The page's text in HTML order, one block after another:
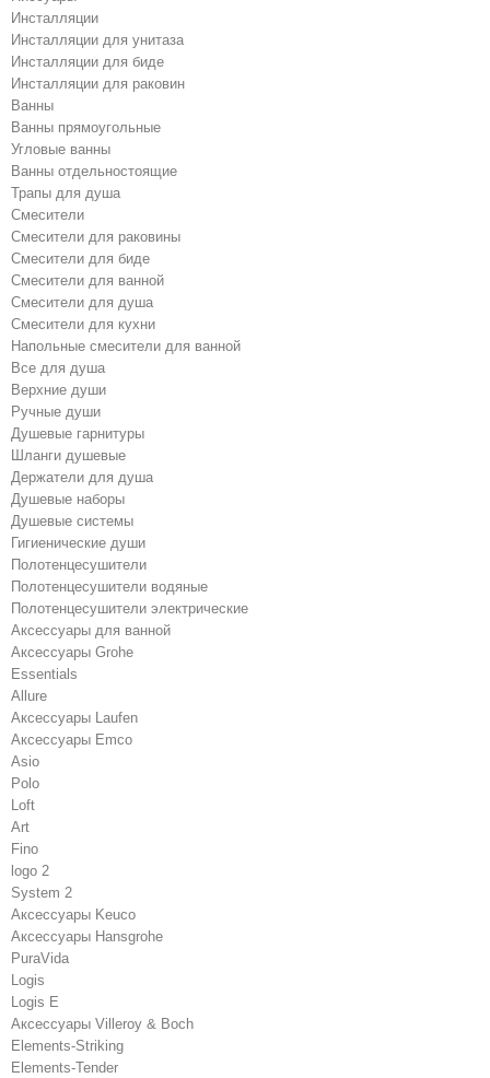
Инсталляции
Инсталляции для унитаза
Инсталляции для биде
Инсталляции для раковин
Ванны
Ванны прямоугольные
Угловые ванны
Ванны отдельностоящие
Трапы для душа
Смесители
Cмесители для раковины
Смесители для биде
Смесители для ванной
Cмесители для душа
Cмесители для кухни
Напольные смесители для ванной
Все для душа
Верхние души
Ручные души
Душевые гарнитуры
Шланги душевые
Держатели для душа
Душевые наборы
Душевые системы
Гигиенические души
Полотенцесушители
Полотенцесушители водяные
Полотенцесушители электрические
Аксессуары для ванной
Аксессуары Grohe
Essentials
Allure
Аксессуары Laufen
Аксессуары Emco
Asio
Polo
Loft
Art
Fino
logo 2
System 2
Аксессуары Keuco
Аксессуары Hansgrohe
PuraVida
Logis
Logis E
Аксессуары Villeroy & Boch
Elements-Striking
Elements-Tender